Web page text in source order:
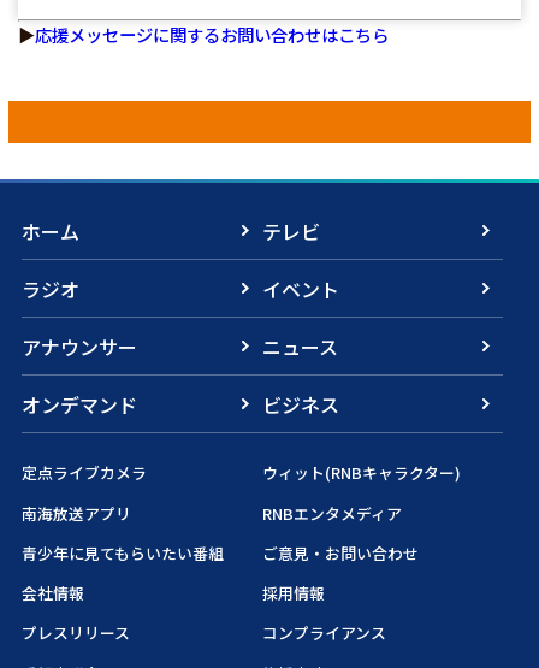
▶応援メッセージに関するお問い合わせはこちら
ホーム
テレビ
ラジオ
イベント
アナウンサー
ニュース
オンデマンド
ビジネス
定点ライブカメラ
ウィット(RNBキャラクター)
南海放送アプリ
RNBエンタメディア
青少年に見てもらいたい番組
ご意見・お問い合わせ
会社情報
採用情報
プレスリリース
コンプライアンス